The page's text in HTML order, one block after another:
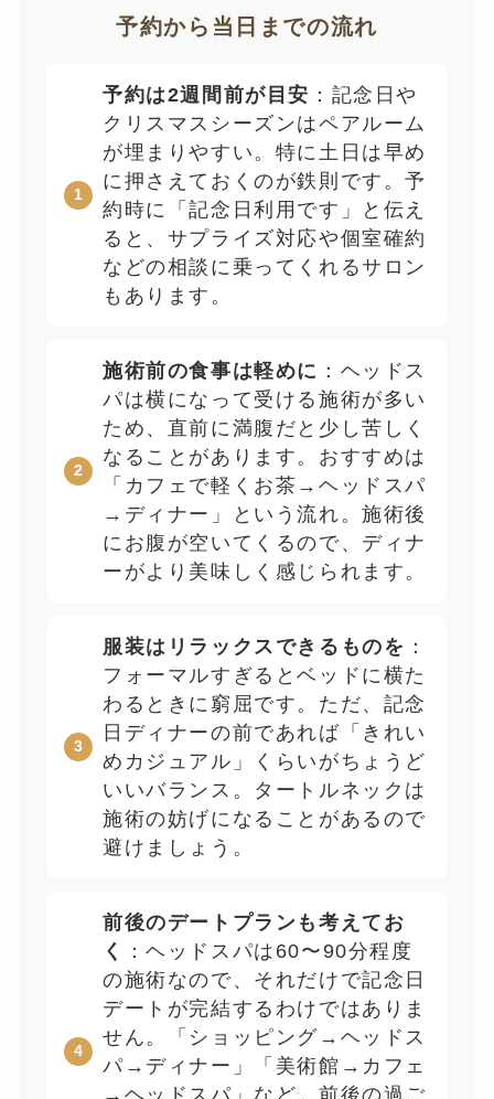
予約から当日までの流れ
予約は2週間前が目安 ：記念日や
クリスマスシーズンはペアルーム
が埋まりやすい。特に土日は早め
に押さえておくのが鉄則です。予
約時に「記念日利用です」と伝え
ると、サプライズ対応や個室確約
などの相談に乗ってくれるサロン
もあります。
施術前の食事は軽めに ：ヘッドス
パは横になって受ける施術が多い
ため、直前に満腹だと少し苦しく
なることがあります。おすすめは
「カフェで軽くお茶→ヘッドスパ
→ディナー」という流れ。施術後
にお腹が空いてくるので、ディナ
ーがより美味しく感じられます。
服装はリラックスできるものを ：
フォーマルすぎるとベッドに横た
わるときに窮屈です。ただ、記念
日ディナーの前であれば「きれい
めカジュアル」くらいがちょうど
いいバランス。タートルネックは
施術の妨げになることがあるので
避けましょう。
前後のデートプランも考えてお
く
：ヘッドスパは60〜90分程度
の施術なので、それだけで記念日
デートが完結するわけではありま
せん。「ショッピング→ヘッドス
パ→ディナー」「美術館→カフェ
→ヘッドスパ」など、前後の過ご